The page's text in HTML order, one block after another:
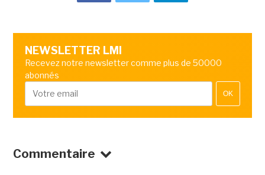
NEWSLETTER LMI
Recevez notre newsletter comme plus de 50000
abonnés
OK
Commentaire